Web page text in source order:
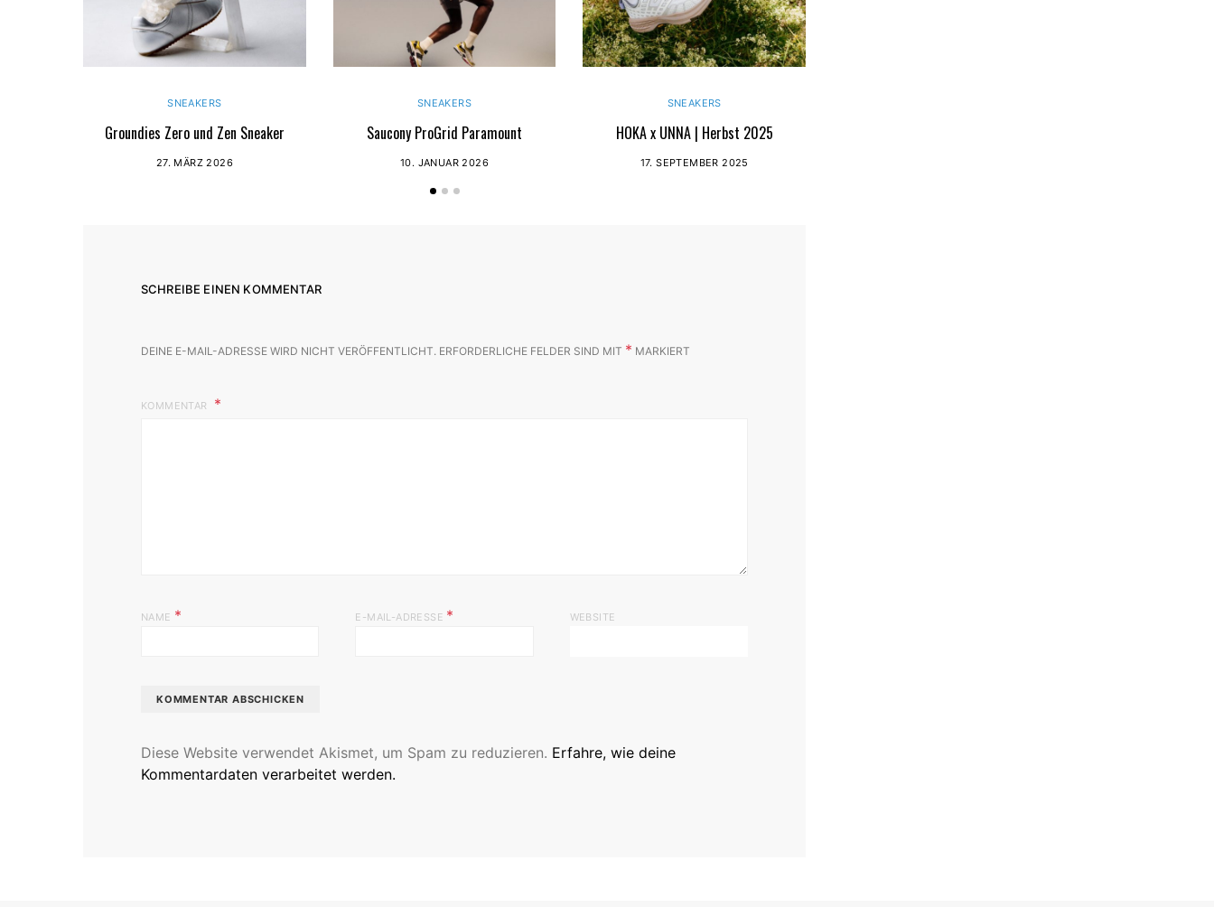
SNEAKERS
Groundies Zero und Zen Sneaker
27. MÄRZ 2026
SNEAKERS
Saucony ProGrid Paramount
10. JANUAR 2026
SNEAKERS
HOKA x UNNA | Herbst 2025
17. SEPTEMBER 2025
SCHREIBE EINEN KOMMENTAR
DEINE E-MAIL-ADRESSE WIRD NICHT VERÖFFENTLICHT. ERFORDERLICHE FELDER SIND MIT * MARKIERT
KOMMENTAR
NAME * E-MAIL-ADRESSE * WEBSITE
Diese Website verwendet Akismet, um Spam zu reduzieren. Erfahre, wie deine
Kommentardaten verarbeitet werden.